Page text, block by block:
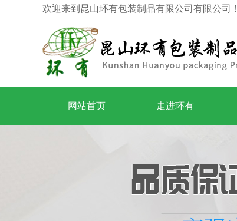
欢迎来到昆山环有包装制品有限公司有限公司！
网站首页 走进环有